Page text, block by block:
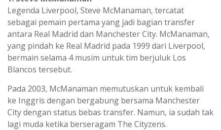
Legenda Liverpool, Steve McManaman, tercatat
sebagai pemain pertama yang jadi bagian transfer
antara Real Madrid dan Manchester City. McManaman,
yang pindah ke Real Madrid pada 1999 dari Liverpool,
bermain selama 4 musim untuk tim berjuluk Los
Blancos tersebut.
Pada 2003, McManaman memutuskan untuk kembali
ke Inggris dengan bergabung bersama Manchester
City dengan status bebas transfer. Namun, ia sudah tak
lagi muda ketika berseragam The Cityzens.